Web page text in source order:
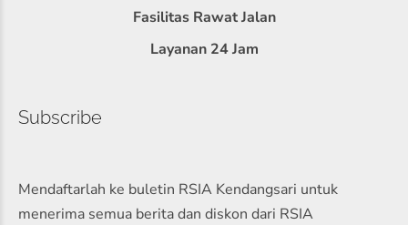
Fasilitas Rawat Jalan
Layanan 24 Jam
Subscribe
Mendaftarlah ke buletin RSIA Kendangsari untuk
menerima semua berita dan diskon dari RSIA